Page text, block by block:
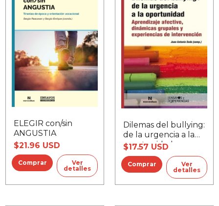
ELEGIR con/sin
ANGUSTIA
$21.96 USD
Ver
detalles
Dilemas del bullying:
de la urgencia a la
oportunidad
$17.57 USD
Ver
detalles